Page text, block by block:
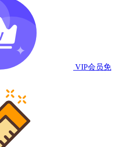
VIP会员免